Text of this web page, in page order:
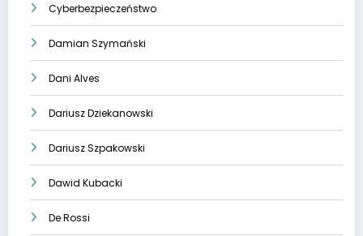
Cyberbezpieczeństwo
Damian Szymański
Dani Alves
Dariusz Dziekanowski
Dariusz Szpakowski
Dawid Kubacki
De Rossi